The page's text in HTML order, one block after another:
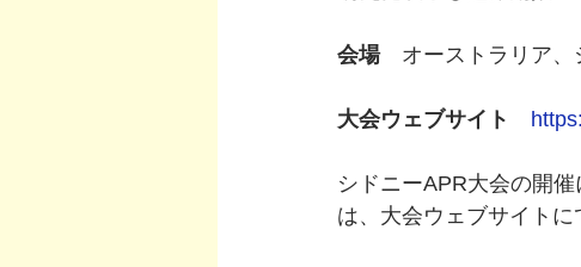
会場 オーストラリア、
大会ウェブサイト
シドニーAPR大会の開
は、大会ウェブサイトに